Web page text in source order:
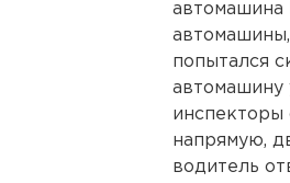
автомашина
попытался
автомашину
инспекторы
напрямую,
водитель